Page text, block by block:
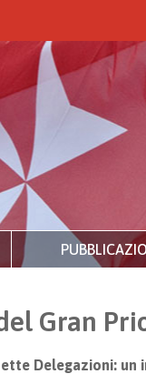
Gran
Delegazioni: